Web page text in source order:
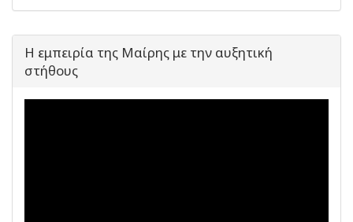
Η εμπειρία της Μαίρης με την αυξητική
στήθους